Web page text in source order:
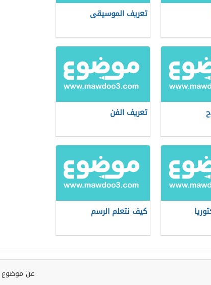
تعريف الموسيقى
تعريف الفن
كيف نتعلم الرسم
عن موضوع